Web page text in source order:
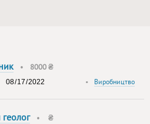
• 8000 ₴
• Виробництво
геолог• ₴